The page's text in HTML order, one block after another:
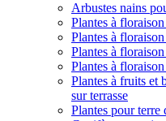
Arbustes nains
Plantes à
Plantes à
Plantes à
Plantes à
Plantes à fruits et
sur terrasse
Plantes pour terre